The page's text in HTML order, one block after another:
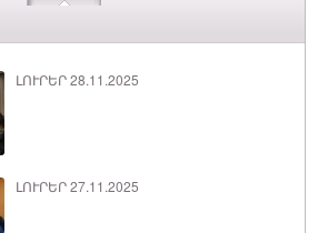
ԼՈՒՐԵՐ 28.11.2025
ԼՈՒՐԵՐ 27.11.2025